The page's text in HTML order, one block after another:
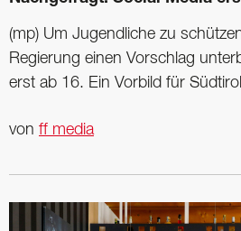
(mp) Um Jugendliche zu
Regierung einen Vorschlag
erst ab 16. Ein Vorbild für
von ff media